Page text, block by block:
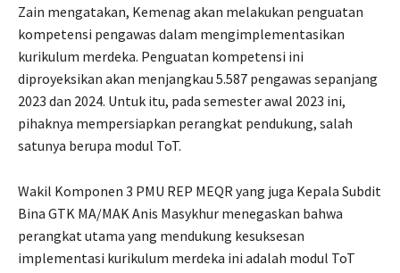
Zain mengatakan, Kemenag akan melakukan penguatan
kompetensi pengawas dalam mengimplementasikan
kurikulum merdeka. Penguatan kompetensi ini
diproyeksikan akan menjangkau 5.587 pengawas sepanjang
2023 dan 2024. Untuk itu, pada semester awal 2023 ini,
pihaknya mempersiapkan perangkat pendukung, salah
satunya berupa modul ToT.
Wakil Komponen 3 PMU REP MEQR yang juga Kepala Subdit
Bina GTK MA/MAK Anis Masykhur menegaskan bahwa
perangkat utama yang mendukung kesuksesan
implementasi kurikulum merdeka ini adalah modul ToT